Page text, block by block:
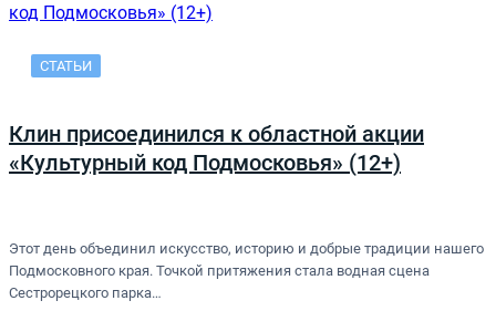
СТАТЬИ
Клин присоединился к областной акции
«Культурный код Подмосковья» (12+)
Этот день объединил искусство, историю и добрые традиции нашего
Подмосковного края. Точкой притяжения стала водная сцена
Сестрорецкого парка…